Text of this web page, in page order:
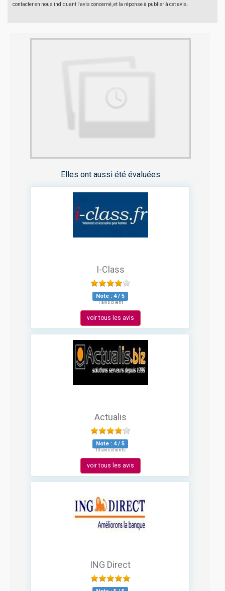
contacter en nous indiquant l'avis concerné, et la réponse à publier à cet avis.
Elles ont aussi été évaluées
I-Class
Note : 4/ 5
1 avis client
voir tous les avis
Actualis
Note : 4/ 5
10 avis clients
voir tous les avis
ING Direct